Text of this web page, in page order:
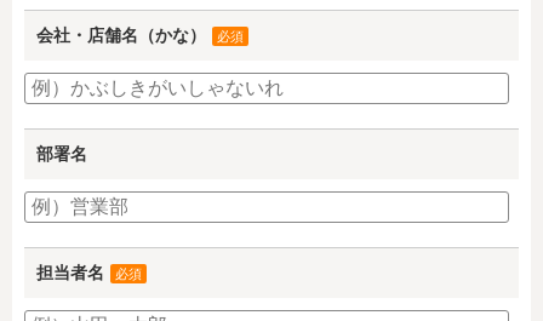
会社・店舗名（かな） 必須
部署名
担当者名 必須